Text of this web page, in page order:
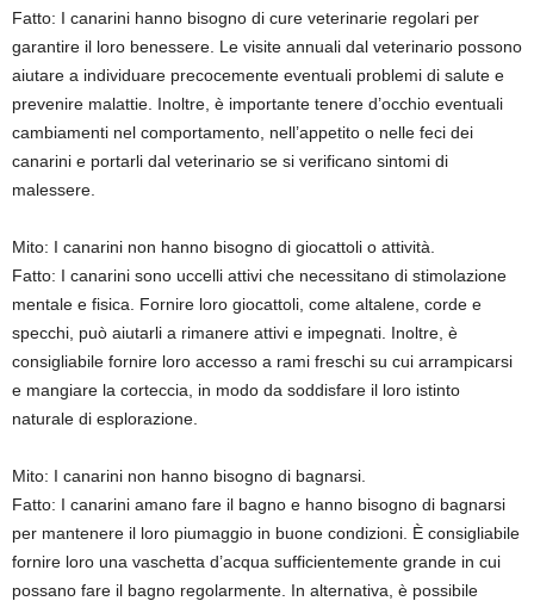
Fatto: I canarini hanno bisogno di cure veterinarie regolari per
garantire il loro benessere. Le visite annuali dal veterinario possono
aiutare a individuare precocemente eventuali problemi di salute e
prevenire malattie. Inoltre, è importante tenere d’occhio eventuali
cambiamenti nel comportamento, nell’appetito o nelle feci dei
canarini e portarli dal veterinario se si verificano sintomi di
malessere.
Mito: I canarini non hanno bisogno di giocattoli o attività.
Fatto: I canarini sono uccelli attivi che necessitano di stimolazione
mentale e fisica. Fornire loro giocattoli, come altalene, corde e
specchi, può aiutarli a rimanere attivi e impegnati. Inoltre, è
consigliabile fornire loro accesso a rami freschi su cui arrampicarsi
e mangiare la corteccia, in modo da soddisfare il loro istinto
naturale di esplorazione.
Mito: I canarini non hanno bisogno di bagnarsi.
Fatto: I canarini amano fare il bagno e hanno bisogno di bagnarsi
per mantenere il loro piumaggio in buone condizioni. È consigliabile
fornire loro una vaschetta d’acqua sufficientemente grande in cui
possano fare il bagno regolarmente. In alternativa, è possibile